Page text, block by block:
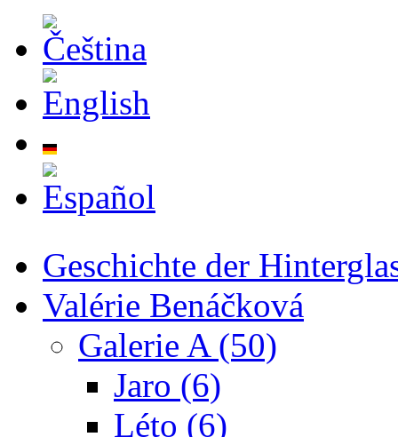
Direkt zum Inhalt
Geschichte der
Valérie Benáčková
Galerie A (50)
Jaro (6)
Léto (6)